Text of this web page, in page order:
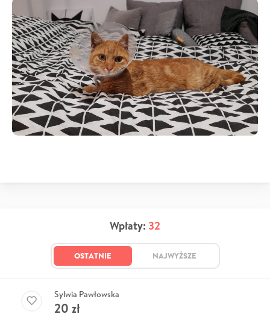
Wpłaty: 32
OSTATNIE NAJWYŻSZE
Sylwia Pawłowska
20 zł